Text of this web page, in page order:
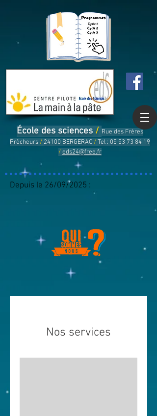
École des sciences / Rue des Frères
Prêcheurs /24100 BERGERAC /Tel : 05 53 73 84 19
/ eds24@free.fr
Depuis le 26/09/2025 :
Nos services